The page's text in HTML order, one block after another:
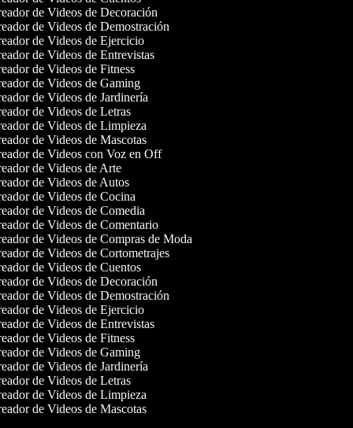
de Videos de Decoración
de Videos de Demostración
de Videos de Ejercicio
de Videos de Entrevistas
de Videos de Fitness
de Videos de Gaming
de Videos de Jardinería
de Videos de Letras
de Videos de Limpieza
de Videos de Mascotas
de Videos con Voz en Off
de Videos de Arte
de Videos de Autos
de Videos de Cocina
de Videos de Comedia
de Videos de Comentario
de Videos de Compras de Moda
de Videos de Cortometrajes
de Videos de Cuentos
de Videos de Decoración
de Videos de Demostración
de Videos de Ejercicio
de Videos de Entrevistas
de Videos de Fitness
de Videos de Gaming
de Videos de Jardinería
de Videos de Letras
de Videos de Limpieza
de Videos de Mascotas